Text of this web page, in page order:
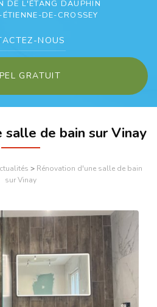
DE L'ÉTANG DAUPHIN
DE-CROSSEY
NOUS
GRATUIT
salle de bain sur Vinay
> Rénovation d'une salle de bain
sur Vinay